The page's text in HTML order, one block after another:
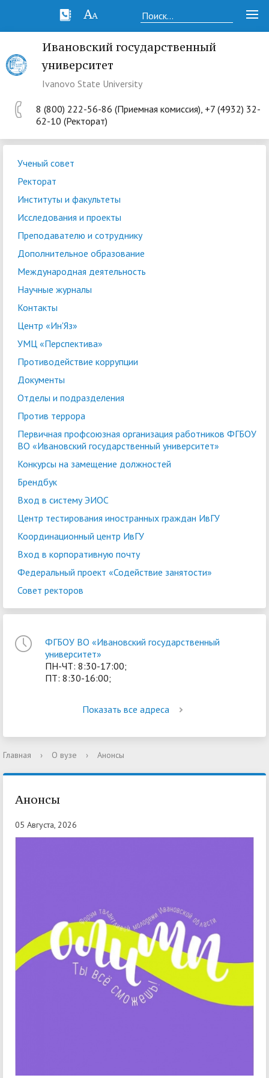
Ивановский государственный
университет
Ivanovo State University
8 (800) 222-56-86 (Приемная комиссия), +7 (4932) 32-
62-10 (Ректорат)
Ученый совет
Ректорат
Институты и факультеты
Исследования и проекты
Преподавателю и сотруднику
Дополнительное образование
Международная деятельность
Научные журналы
Контакты
Центр «Ин'Яз»
УМЦ «Перспектива»
Противодействие коррупции
Документы
Отделы и подразделения
Против террора
Первичная профсоюзная организация работников ФГБОУ
ВО «Ивановский государственный университет»
Конкурсы на замещение должностей
Брендбук
Вход в систему ЭИОС
Центр тестирования иностранных граждан ИвГУ
Координационный центр ИвГУ
Вход в корпоративную почту
Федеральный проект «Содействие занятости»
Совет ректоров
ФГБОУ ВО «Ивановский государственный
университет»
ПН-ЧТ: 8:30-17:00;
ПТ: 8:30-16:00;
Показать все адреса
Главная › О вузе › Анонсы
Анонсы
05 Августа, 2026